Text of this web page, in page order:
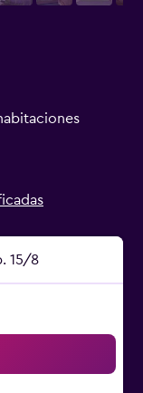
15/8